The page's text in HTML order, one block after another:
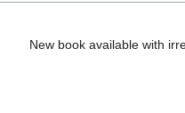
New book available with